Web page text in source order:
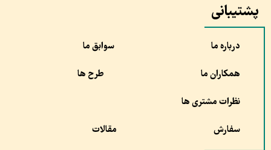
پشتیبانی
درباره ما سوابق ما
همکاران ما طرح ها
نظرات مشتری ها
سفارش مقالات